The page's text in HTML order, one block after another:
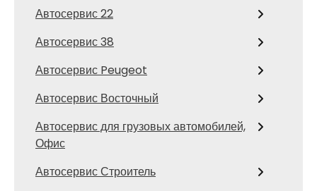
Автосервис 22
Автосервис 38
Автосервис Peugeot
Автосервис Восточный
Автосервис для грузовых автомобилей,
Офис
Автосервис Строитель